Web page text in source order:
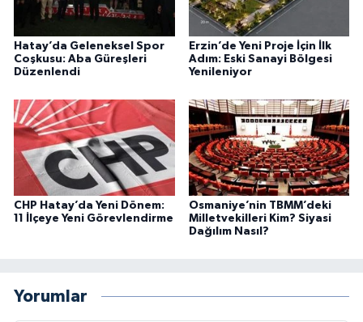
Hatay’da Geleneksel Spor
Coşkusu: Aba Güreşleri
Düzenlendi
Erzin’de Yeni Proje İçin İlk
Adım: Eski Sanayi Bölgesi
Yenileniyor
CHP Hatay’da Yeni Dönem:
11 İlçeye Yeni Görevlendirme
Osmaniye’nin TBMM’deki
Milletvekilleri Kim? Siyasi
Dağılım Nasıl?
Yorumlar